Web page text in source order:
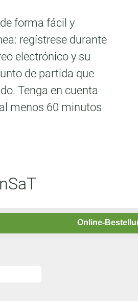
forma fácil y
regístrese durante
electrónico y su
de partida que
Tenga en cuenta
menos 60 minutos